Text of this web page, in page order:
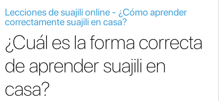
Lecciones de suajili online - ¿Cómo aprender
correctamente suajili en casa?
¿Cuál es la forma correcta
de aprender suajili en
casa?